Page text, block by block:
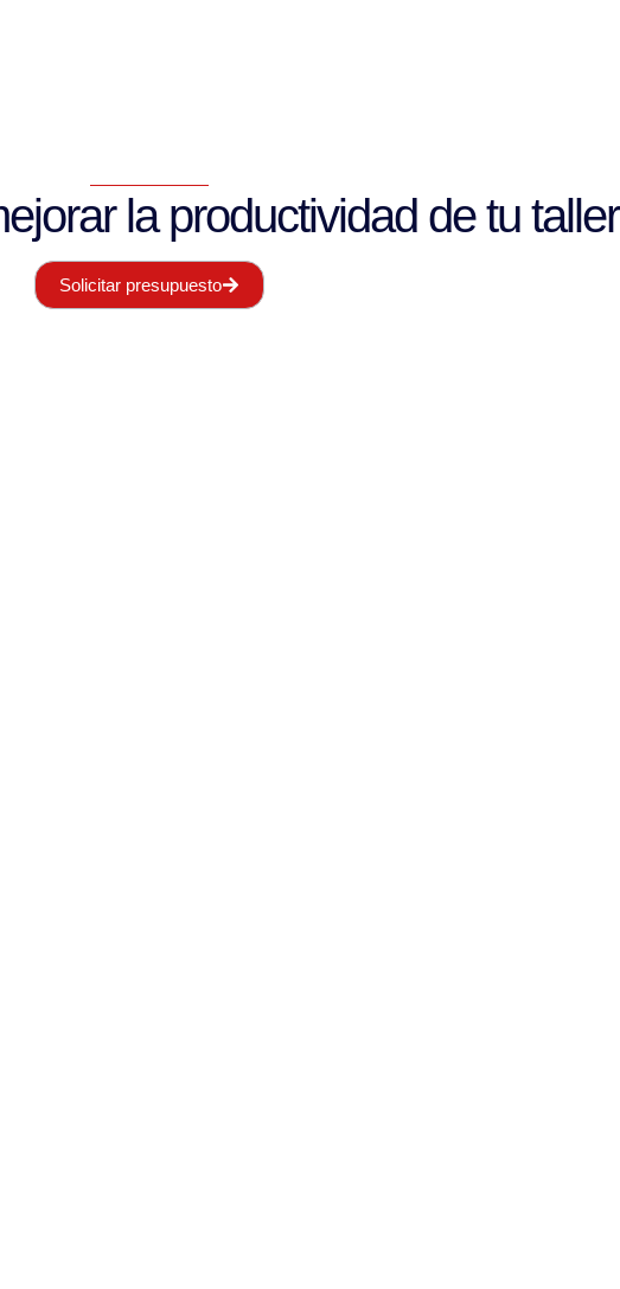
la productividad de tu taller
Solicitar presupuesto